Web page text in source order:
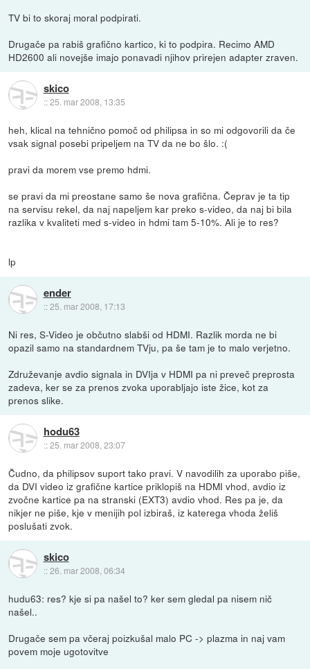
TV bi to skoraj moral podpirati.
Drugače pa rabiš grafično kartico, ki to podpira. Recimo AMD
HD2600 ali novejše imajo ponavadi njihov prirejen adapter zraven.
skico
::25. mar 2008, 13:35
heh, klical na tehnično pomoč od philipsa in so mi odgovorili da če
vsak signal posebi pripeljem na TV da ne bo šlo. :(
pravi da morem vse premo hdmi.
se pravi da mi preostane samo še nova grafična. Čeprav je ta tip
na servisu rekel, da naj napeljem kar preko s-video, da naj bi bila
razlika v kvaliteti med s-video in hdmi tam 5-10%. Ali je to res?
lp
ender
::25. mar 2008, 17:13
Ni res, S-Video je občutno slabši od HDMI. Razlik morda ne bi
opazil samo na standardnem TVju, pa še tam je to malo verjetno.
Združevanje avdio signala in DVIja v HDMI pa ni preveč preprosta
zadeva, ker se za prenos zvoka uporabljajo iste žice, kot za
prenos slike.
hodu63
::25. mar 2008, 23:07
Čudno, da philipsov suport tako pravi. V navodilih za uporabo piše,
da DVI video iz grafične kartice priklopiš na HDMI vhod, avdio iz
zvočne kartice pa na stranski (EXT3) avdio vhod. Res pa je, da
nikjer ne piše, kje v menijih pol izbiraš, iz katerega vhoda želiš
poslušati zvok.
skico
::26. mar 2008, 06:34
hudu63: res? kje si pa našel to? ker sem gledal pa nisem nič
našel..
Drugače sem pa včeraj poizkušal malo PC -> plazma in naj vam
povem moje ugotovitve